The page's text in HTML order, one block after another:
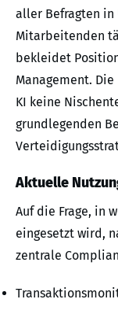
aller Befragten in
Mitarbeitenden
bekleidet
Management.
KI keine
grundlegenden
Aktuelle
Auf die Frage, in
eingesetzt wird,
zentrale